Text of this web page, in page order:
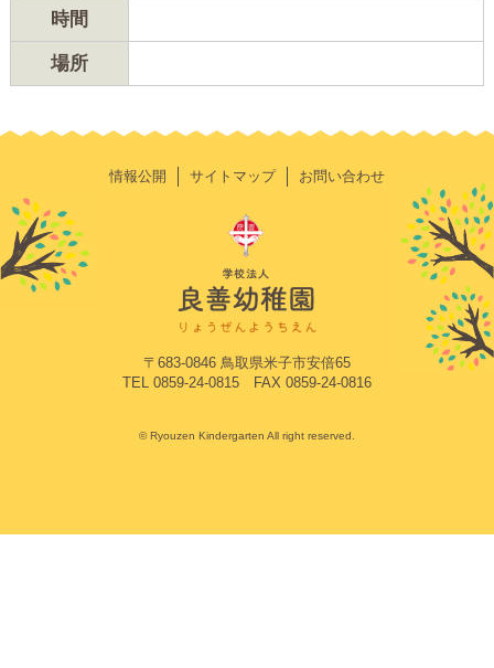
時間
場所
情報公開 サイトマップ お問い合わせ
〒683-0846 鳥取県米子市安倍65
TEL 0859-24-0815 FAX 0859-24-0816
© Ryouzen Kindergarten All right reserved.